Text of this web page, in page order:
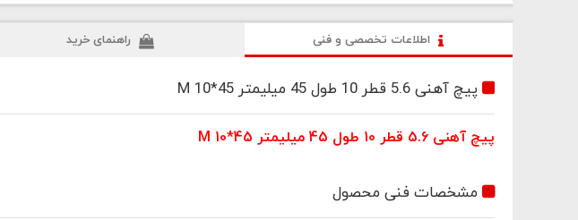
اطلاعات تخصصی و فنی راهنمای خرید
پیچ آهنی 5.6 قطر 10 طول 45 میلیمتر M 10*45
پیچ آهنی 5.6 قطر 10 طول 45 میلیمتر M 10*45
مشخصات فنی محصول
ثبت اطلاعات